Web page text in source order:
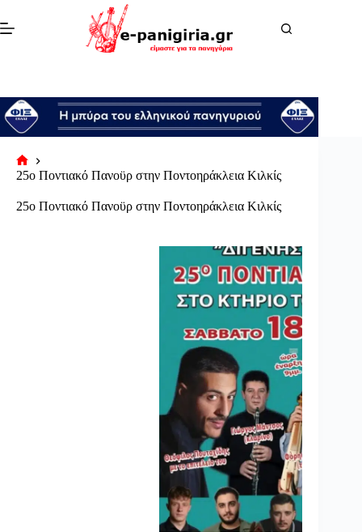
στο
περιεχόμενο
Αρχική
25ο Ποντιακό Πανοϋρ στην Ποντοηράκλεια Κιλκίς
25ο Ποντιακό Πανοϋρ στην Ποντοηράκλεια Κιλκίς